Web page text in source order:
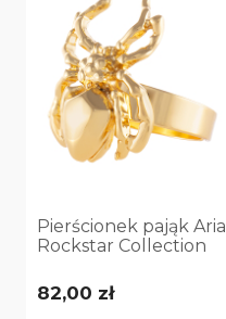
Pierścionek pająk Aria
Rockstar Collection
82,00 zł